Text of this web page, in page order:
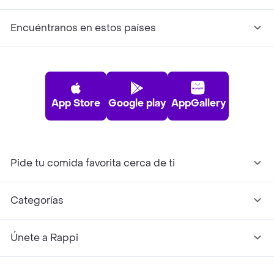
Encuéntranos en estos países
App Store Google play AppGallery
Pide tu comida favorita cerca de ti
Categorías
Únete a Rappi